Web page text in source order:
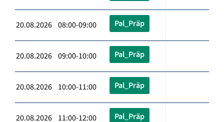
20.08.2026 08:00-09:00 Pal_Präp
20.08.2026 09:00-10:00 Pal_Präp
20.08.2026 10:00-11:00 Pal_Präp
20.08.2026 11:00-12:00 Pal_Präp